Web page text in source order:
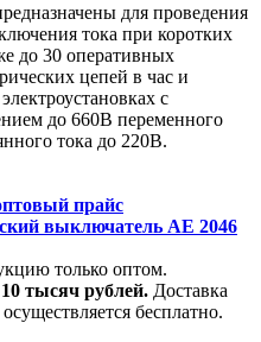
для проведения
тока при коротких
до 30 оперативных
цепей в час и
с
до 660В переменного
тока до 220В.
прайс
выключатель АЕ 2046
только оптом.
10 тысяч рублей. Доставка
бесплатно.